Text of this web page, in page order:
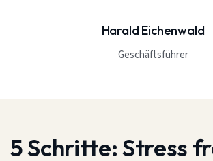
Harald Eichenwald
Geschäftsführer
5 Schritte:Stress